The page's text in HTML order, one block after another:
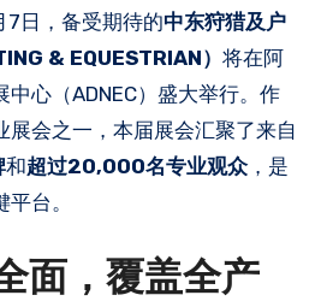
7日，备受期待的中东狩猎及户
& EQUESTRIAN） 将在阿
心（ADNEC）盛大举行。作
展会之一，本届展会汇聚了来自
和超过20,000名专业观众，是
台。
面，覆盖全产